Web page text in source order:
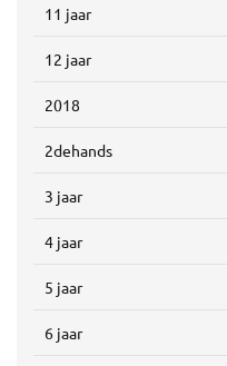
11 jaar
12 jaar
2018
2dehands
3 jaar
4 jaar
5 jaar
6 jaar